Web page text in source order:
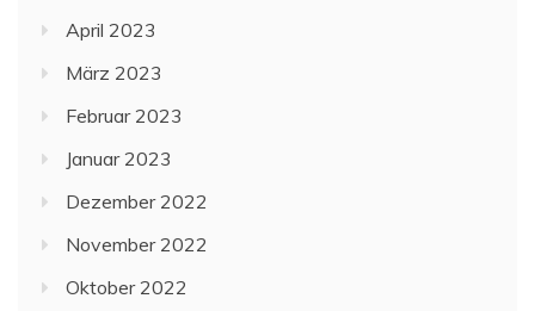
April 2023
März 2023
Februar 2023
Januar 2023
Dezember 2022
November 2022
Oktober 2022